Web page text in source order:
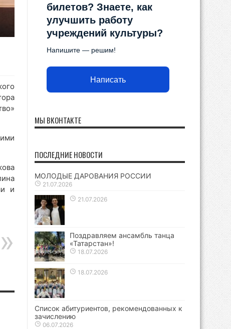
и
билетов? Знаете, как
улучшить работу
учреждений культуры?
Напишите — решим!
Написать
МЫ ВКОНТАКТЕ
ПОСЛЕДНИЕ НОВОСТИ
МОЛОДЫЕ ДАРОВАНИЯ РОССИИ
21.07.2026
21.07.2026
Поздравляем ансамбль танца
«Татарстан»!
18.07.2026
18.07.2026
Список абитуриентов, рекомендованных к
зачислению
06.07.2026